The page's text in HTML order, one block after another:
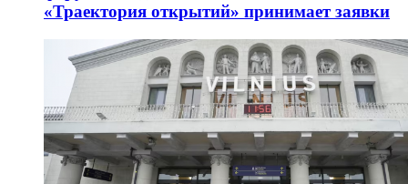
«Траектория открытий» принимает заявки